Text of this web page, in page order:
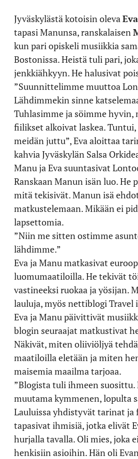
Jyväskylästä kotoisin oleva
tapasi Manunsa, ranskalaisen
kun pari opiskeli musiikkia
Bostonissa. Heistä tuli pari,
jenkkiähkyyn. He halusivat
”Suunnittelimme muuttoa
Lähdimmekin sinne
Tuhlasimme ja söimme hyvin,
fiilikset alkoivat laskea.
meidän juttu”, Eva aloittaa
kahvia Jyväskylän Salsa
Manu ja Eva suuntasivat
Ranskaan Manun isän luo. He
mitä tekisivät. Manun isä
matkustelemaan. Mikään ei
lapsettomia.
”Niin me sitten ostimme
lähdimme.”
Eva ja Manu matkasivat
luomumaatiloilla. He tekivät
vastineeksi ruokaa ja yösijan.
lauluja, myös nettiblogi Travel
Eva ja Manu päivittivät
blogin seuraajat matkustivat
Näkivät, miten oliiviöljyä
maatiloilla eletään ja miten
maisemia maailma tarjoaa.
”Blogista tuli ihmeen
muutama kymmenen, lopulta
Lauluissa yhdistyvät tarinat ja
tapasivat ihmisiä, jotka elivät
hurjalla tavalla. Oli mies, joka
henkisiin asioihin. Hän oli